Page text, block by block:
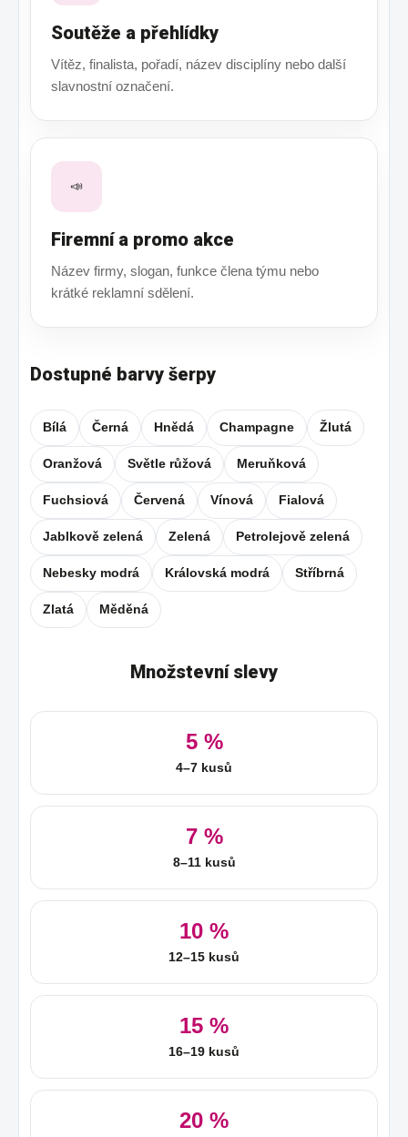
Soutěže a přehlídky
Vítěz, finalista, pořadí, název disciplíny nebo další
slavnostní označení.
📣
Firemní a promo akce
Název firmy, slogan, funkce člena týmu nebo
krátké reklamní sdělení.
Dostupné barvy šerpy
Bílá Černá Hnědá Champagne Žlutá
Oranžová Světle růžová Meruňková
Fuchsiová Červená Vínová Fialová
Jablkově zelená Zelená Petrolejově zelená
Nebesky modrá Královská modrá Stříbrná
Zlatá Měděná
Množstevní slevy
5 %
4–7 kusů
7 %
8–11 kusů
10 %
12–15 kusů
15 %
16–19 kusů
20 %